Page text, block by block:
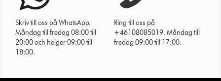
Skriv till oss på WhatsApp.
Måndag till fredag 08:00 till
20:00 och helger 09:00 till
18:00.
Ring till oss på
+46108085019. Måndag till
fredag 09:00 till 17:00.